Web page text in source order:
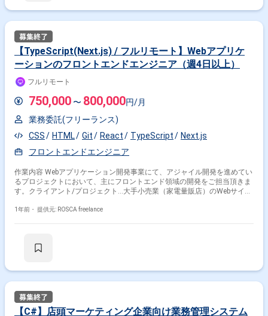
【TypeScript(Next.js) / フルリモート】Webアプリケ
ーションのフロントエンドエンジニア（週4日以上）
フルリモート
750,000 〜 800,000円/月
業務委託(フリーランス)
CSS
HTML Git React TypeScript
Next.js
フロントエンドエンジニア
作業内容 Webアプリケーション開発事業にて、アジャイル開発を進めてい
るプロジェクトにおいて、主にフロントエンド領域の開発をご担当頂きま
す。クライアント/プロジェクト…大手小売業（家電量販店）のWebサイト
【20 代から50代前半の方が活躍中】 ※実務経験1年以上ありの方が対象の
1年前・ 提供元: ROSCA freelance
【C#】店頭マーケティング企業向け業務管理システム